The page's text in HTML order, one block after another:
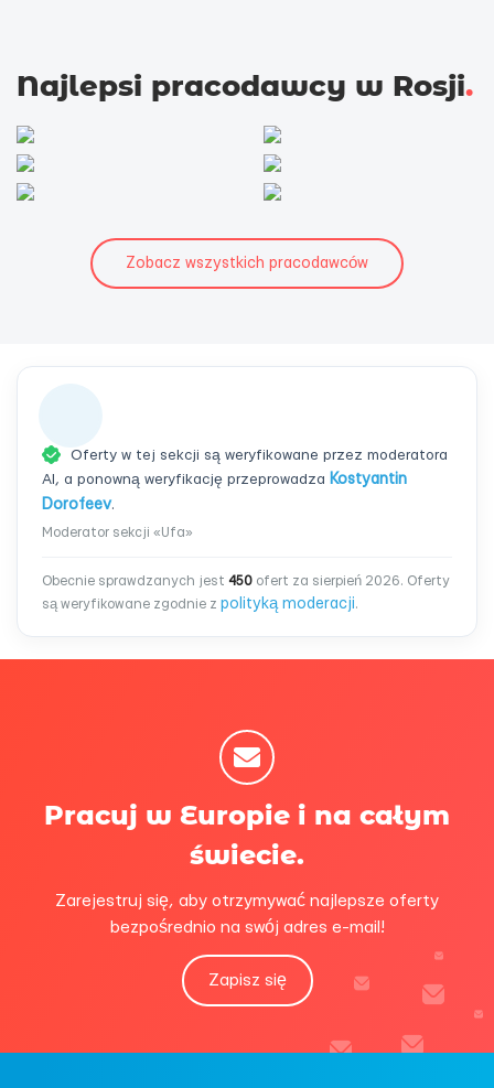
Najlepsi pracodawcy w Rosji.
Zobacz wszystkich pracodawców
Oferty w tej sekcji są weryfikowane przez moderatora
AI, a ponowną weryfikację przeprowadza Kostyantin
Dorofeev.
Moderator sekcji «Ufa»
Obecnie sprawdzanych jest 450 ofert za sierpień 2026. Oferty
są weryfikowane zgodnie z polityką moderacji.
Pracuj w Europie i na całym
świecie.
Zarejestruj się, aby otrzymywać najlepsze oferty
bezpośrednio na swój adres e-mail!
Zapisz się